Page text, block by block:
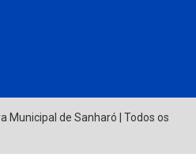
Municipal de Sanharó | Todos os